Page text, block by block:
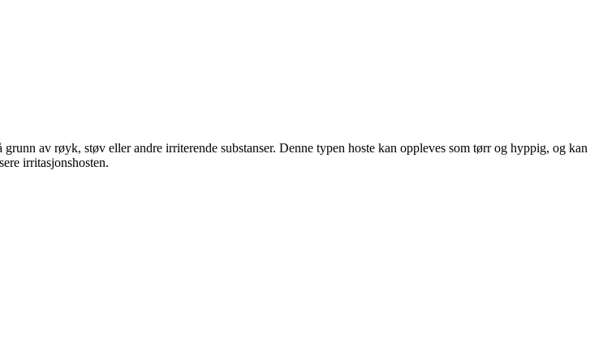
av røyk, støv eller andre irriterende substanser. Denne typen hoste kan oppleves som tørr og hyppig, og kan
irritasjonshosten.